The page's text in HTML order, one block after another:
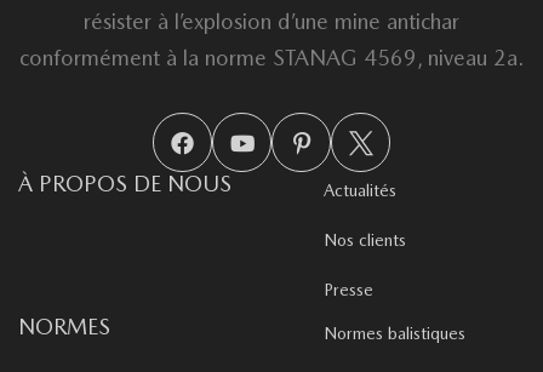
résister à l’explosion d’une mine antichar
conformément à la norme STANAG 4569, niveau 2a.
À PROPOS DE NOUS Actualités
Nos clients
Presse
NORMES Normes balistiques